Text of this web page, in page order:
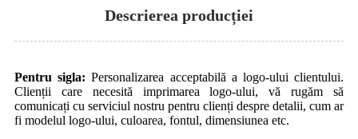
Descrierea producției
Pentru sigla:Personalizarea acceptabilă a logo-ului clientului.
Clienții care necesită imprimarea logo-ului, vă rugăm să
comunicați cu serviciul nostru pentru clienți despre detalii, cum ar
fi modelul logo-ului, culoarea, fontul, dimensiunea etc.